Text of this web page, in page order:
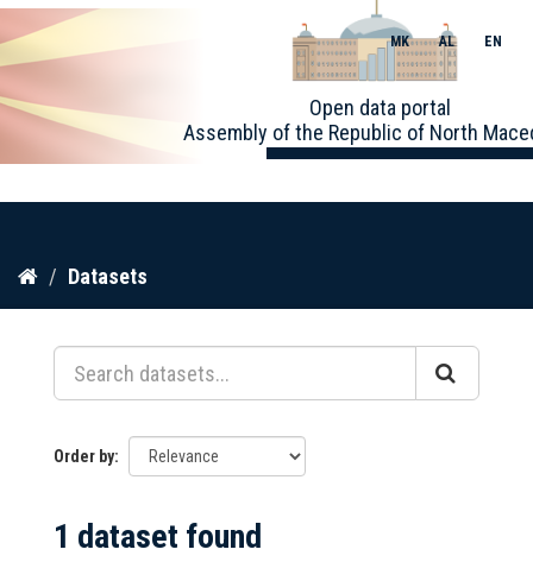
Skip
content
Open data portal
Assembly of the Republic of North
MK AL EN
Datasets
Order by
1 dataset found